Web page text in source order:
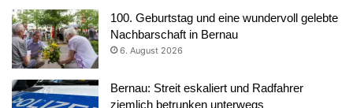
100. Geburtstag und eine wundervoll gelebte
Nachbarschaft in Bernau
6. August 2026
Bernau: Streit eskaliert und Radfahrer
ziemlich betrunken unterwegs